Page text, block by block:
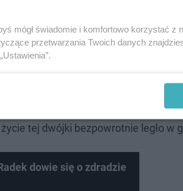
bohater stawia wszystko na jedną
Jadzię oraz ich małoletnie
że uciekinier błyskawicznie znajduje
czy ten nieoczekiwany romans to
plan, dla którego
tej dwójki bezpowrotnie legło w
dowie się o zdradzie
mógł świadomie i komfortowo korzystać z
przetwarzania Twoich danych